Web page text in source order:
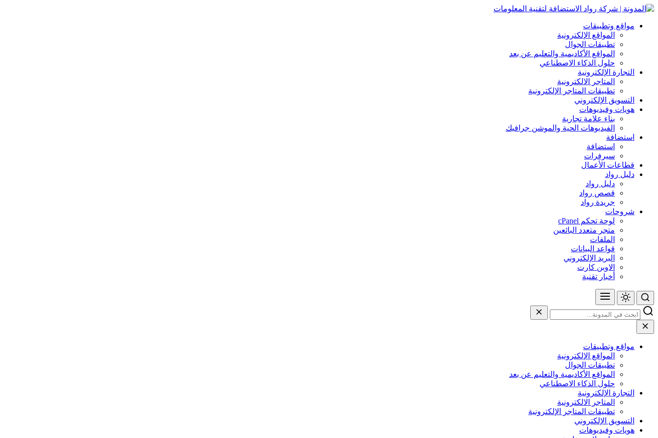
مواقع وتطبيقات
المواقع الإلكترونية
تطبيقات الجوال
المواقع الأكاديمية والتعليم عن بعد
حلول الذكاء الاصطناعي
التجارة الإلكترونية
المتاجر الالكترونية
تطبيقات المتاجر الإلكترونية
التسويق الإلكتروني
هويات وفيديوهات
بناء علامة تجارية
الفيديوهات الحية والموشن جرافيك
استضافة
استضافة
سيرفرات
قطاعات الأعمال
دليل رواد
دليل رواد
قصص رواد
جريدة رواد
شروحات
لوحة تحكم cPanel
متجر متعدد البائعين
الملفات
قواعد البيانات
البريد الإلكتروني
الاوبن كارت
أخبار تقنية
مواقع وتطبيقات
المواقع الإلكترونية
تطبيقات الجوال
المواقع الأكاديمية والتعليم عن بعد
حلول الذكاء الاصطناعي
التجارة الإلكترونية
المتاجر الالكترونية
تطبيقات المتاجر الإلكترونية
التسويق الإلكتروني
هويات وفيديوهات